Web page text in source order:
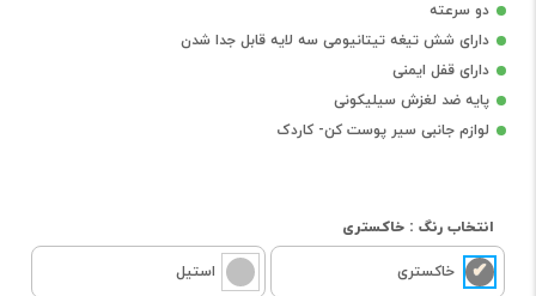
دو سرعته
دارای شش تیغه تیتانیومی سه لایه قابل جدا شدن
دارای قفل ایمنی
پایه ضد لغزش سیلیکونی
لوازم جانبی سیر پوست کن- کاردک
انتخاب رنگ : خاکستری
خاکستری استیل